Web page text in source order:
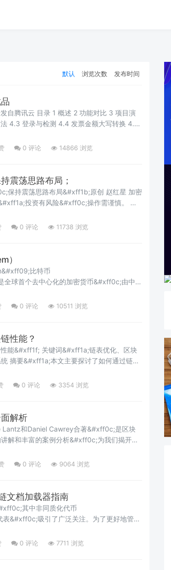
默认 浏览次数 发布时间
能对比 3 项目演
0 评论 14866 浏览
震荡思路布局；
保持震荡思路布局&#xff1b;原创 赵红星 加密
投资有风险&#xff0c;操作需谨慎。 文
月30日10:02市场资讯1、特
0 评论 11738 浏览
）
比特币
球首个去中心化的加密货币&#xff0c;由中本
量证明&#xff08;PoW&#xf
0 评论 10511 浏览
性能？
链表优化、区块
表
阐述了链表和区块链的核心概念及它们之间
0 评论 3354 浏览
解析
解和丰富的案例分析&#xff0c;为我们揭开区
经济中的作用&#xff0c;以及智能合约和去中
0 评论 9064 浏览
文档加载器指南
其中非同质化代币
&#xff0c;吸引了广泛关注。为了更好地管理
的区块链文档加载器从不同网络上加载
0 评论 7711 浏览